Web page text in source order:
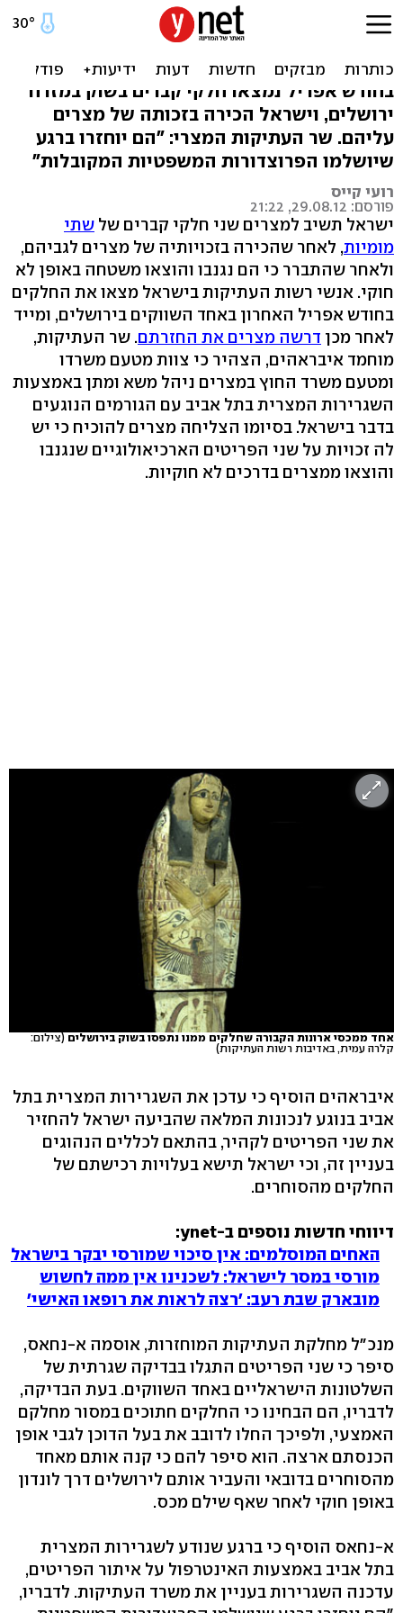
דיווח מצרי: ישראל תשיב
חלקי קברים של מומיות
בחודש אפריל נמצאו חלקי קברים בשוק במזרח
ירושלים, וישראל הכירה בזכותה של מצרים
עליהם. שר העתיקות המצרי: "הם יוחזרו ברגע
שיושלמו הפרוצדורות המשפטיות המקובלות"
רועי קייס
פורסם: 29.08.12, 21:22
ישראל תשיב למצרים שני חלקי קברים של שתי
מומיות, לאחר שהכירה בזכויותיה של מצרים לגביהם,
ולאחר שהתברר כי הם נגנבו והוצאו משטחה באופן לא
חוקי. אנשי רשות העתיקות בישראל מצאו את החלקים
בחודש אפריל האחרון באחד השווקים בירושלים, ומייד
לאחר מכן דרשה מצרים את החזרתם. שר העתיקות,
מוחמד איבראהים, הצהיר כי צוות מטעם משרדו
ומטעם משרד החוץ במצרים ניהל משא ומתן באמצעות
השגרירות המצרית בתל אביב עם הגורמים הנוגעים
בדבר בישראל. בסיומו הצליחה מצרים להוכיח כי יש
לה זכויות על שני הפריטים הארכיאולוגיים שנגנבו
והוצאו ממצרים בדרכים לא חוקיות.
אחד ממכסי ארונות הקבורה שחלקים ממנו נתפסו בשוק בירושלים(צילום:
קלרה עמית, באדיבות רשות העתיקות)
איבראהים הוסיף כי עדכן את השגרירות המצרית בתל
אביב בנוגע לנכונות המלאה שהביעה ישראל להחזיר
את שני הפריטים לקהיר, בהתאם לכללים הנהוגים
בעניין זה, וכי ישראל תישא בעלויות רכישתם של
החלקים מהסוחרים.
דיווחי חדשות נוספים ב-ynet:
האחים המוסלמים: אין סיכוי שמורסי יבקר בישראל
מורסי במסר לישראל: לשכנינו אין ממה לחשוש
מובארק שבת רעב: 'רצה לראות את רופאו האישי'
מנכ"ל מחלקת העתיקות המוחזרות, אוסמה א-נחאס,
סיפר כי שני הפריטים התגלו בבדיקה שגרתית של
השלטונות הישראליים באחד השווקים. בעת הבדיקה,
לדבריו, הם הבחינו כי החלקים חתוכים במסור מחלקם
האמצעי, ולפיכך החלו לדובב את בעל הדוכן לגבי אופן
הכנסתם ארצה. הוא סיפר להם כי קנה אותם מאחד
מהסוחרים בדובאי והעביר אותם לירושלים דרך לונדון
באופן חוקי לאחר שאף שילם מכס.
א-נחאס הוסיף כי ברגע שנודע לשגרירות המצרית
בתל אביב באמצעות האינטרפול על איתור הפריטים,
עדכנה השגרירות בעניין את משרד העתיקות. לדבריו,